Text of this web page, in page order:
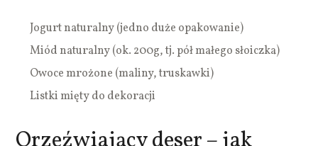
Jogurt naturalny (jedno duże opakowanie)
Miód naturalny (ok. 200g, tj. pół małego słoiczka)
Owoce mrożone (maliny, truskawki)
Listki mięty do dekoracji